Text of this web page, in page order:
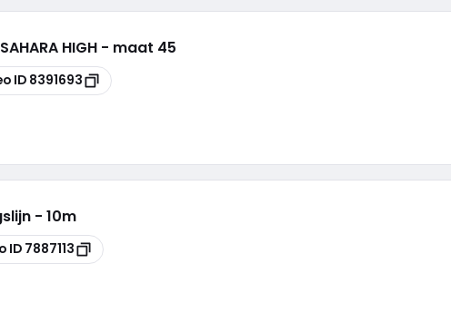
HIGH - maat 45
ID 8391693
- 10m
ID 7887113